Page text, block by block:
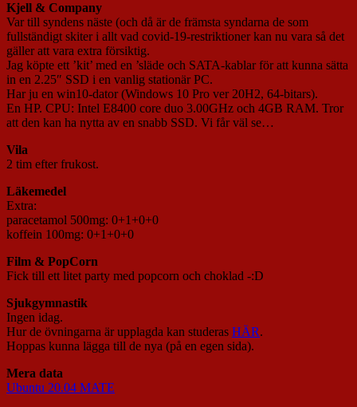
Kjell & Company
Var till syndens näste (och då är de främsta syndarna de som
fullständigt skiter i allt vad covid-19-restriktioner kan nu vara så det
gäller att vara extra försiktig.
Jag köpte ett ’kit’ med en ’släde och SATA-kablar för att kunna sätta
in en 2.25″ SSD i en vanlig stationär PC.
Har ju en win10-dator (Windows 10 Pro ver 20H2, 64-bitars).
En HP. CPU: Intel E8400 core duo 3.00GHz och 4GB RAM. Tror
att den kan ha nytta av en snabb SSD. Vi får väl se…
Vila
2 tim efter frukost.
Läkemedel
Extra:
paracetamol 500mg: 0+1+0+0
koffein 100mg: 0+1+0+0
Film & PopCorn
Fick till ett litet party med popcorn och choklad -:D
Sjukgymnastik
Ingen idag.
Hur de övningarna är upplagda kan studeras HÄR.
Hoppas kunna lägga till de nya (på en egen sida).
Mera data
Ubuntu 20.04 MATE